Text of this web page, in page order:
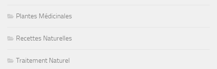
Plantes Médicinales
Recettes Naturelles
Traitement Naturel